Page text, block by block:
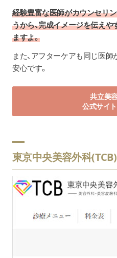
経験豊富な医師がカウンセリ
うから、完成イメージを伝え
ますよ。
また、アフターケアも同じ医
安心です。
共立美
公式サイ
東京中央美容外科(TCB)